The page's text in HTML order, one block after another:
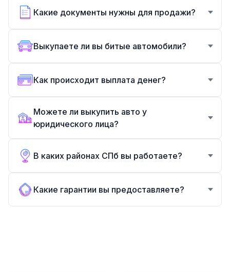
Какие документы нужны для продажи?
Выкупаете ли вы битые автомобили?
Как происходит выплата денег?
Можете ли выкупить авто у
юридического лица?
В каких районах СПб вы работаете?
Какие гарантии вы предоставляете?